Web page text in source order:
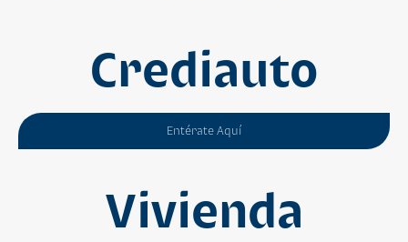
Crediauto
Entérate Aquí
Vivienda